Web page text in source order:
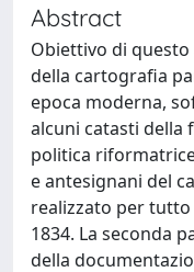
Abstract
Obiettivo di
della cartografia
epoca moderna,
alcuni catasti della
politica
e antesignani del
realizzato per tutto
1834. La seconda
della